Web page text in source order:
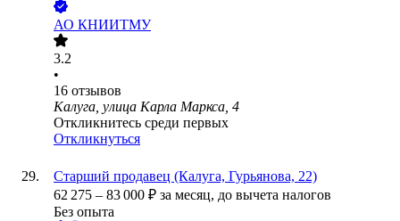
АО КНИИТМУ
3.2
•
16 отзывов
Калуга, улица Карла Маркса, 4
Откликнитесь среди первых
Откликнуться
Старший продавец (Калуга, Гурьянова, 22)
62 275 – 83 000 ₽ за месяц, до вычета налогов
Без опыта